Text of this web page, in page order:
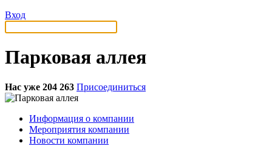
Вход
Парковая аллея
Нас уже 204 263 Присоединиться
Информация о компании
Мероприятия компании
Новости компании